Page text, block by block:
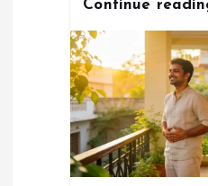
Continue